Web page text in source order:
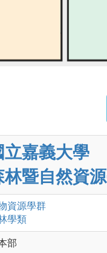
才輔助系統
立嘉義大學
林暨自然資
資源學群
學類
部